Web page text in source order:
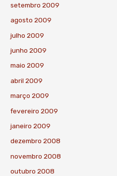
setembro 2009
agosto 2009
julho 2009
junho 2009
maio 2009
abril 2009
março 2009
fevereiro 2009
janeiro 2009
dezembro 2008
novembro 2008
outubro 2008